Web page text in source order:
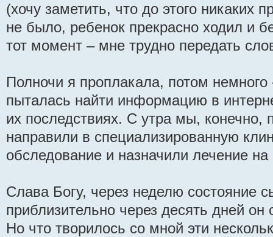
(хочу заметить, что до этого никаких
не было, ребенок прекрасно ходил и
тот момент – мне трудно передать
Полночи я проплакала, потом немного
пыталась найти информацию в
их последствиях. С утра мы, конечно,
направили в специализированную
обследование и назначили лечение на
Слава Богу, через неделю состояние
приблизительно через десять дней
Но что творилось со мной эти